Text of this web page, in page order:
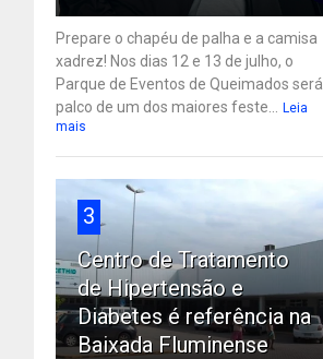
Prepare o chapéu de palha e a camisa
xadrez! Nos dias 12 e 13 de julho, o
Parque de Eventos de Queimados será
palco de um dos maiores feste...
Leia
mais
3
Centro de Tratamento
de Hipertensão e
Diabetes é referência na
Baixada Fluminense